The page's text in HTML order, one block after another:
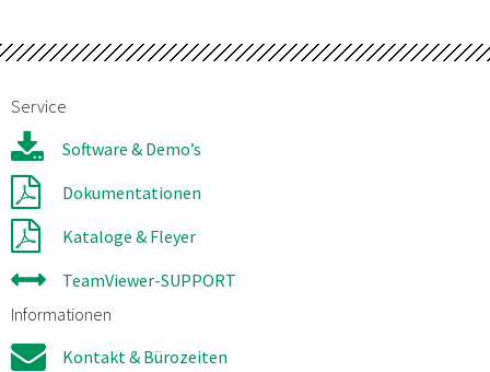
Service
Software & Demo’s
Dokumentationen
Kataloge & Fleyer
TeamViewer-SUPPORT
Informationen
Kontakt & Bürozeiten